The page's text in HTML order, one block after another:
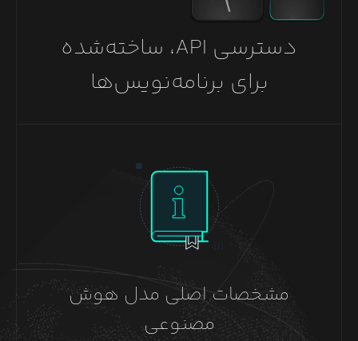
دسترسی API، ساخته‌شده
برای برنامه‌نویس‌ها
مشخصات اصلی مدل هوش
مصنوعی